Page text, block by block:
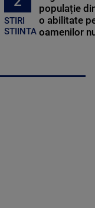
STIRI
STIINTA
populație
o abilitate
oamenilor